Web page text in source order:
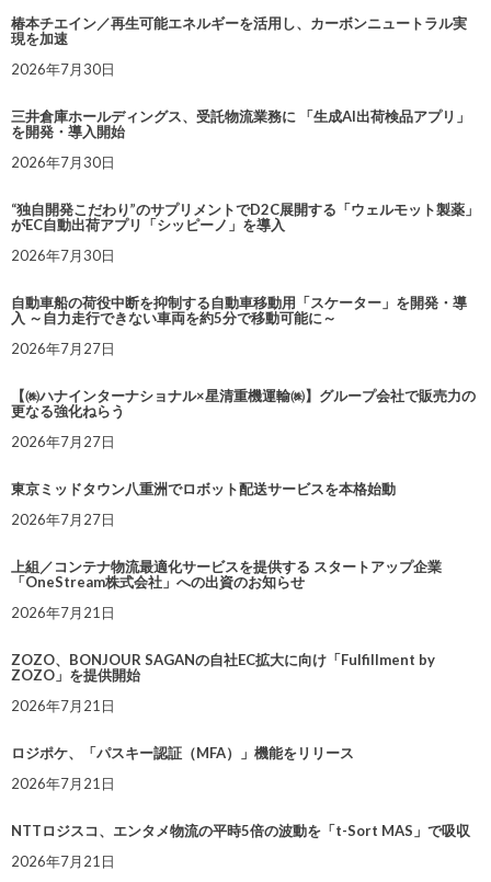
椿本チエイン／再生可能エネルギーを活用し、カーボンニュートラル実
現を加速
2026年7月30日
三井倉庫ホールディングス、受託物流業務に 「生成AI出荷検品アプリ」
を開発・導入開始
2026年7月30日
“独自開発こだわり”のサプリメントでD2C展開する「ウェルモット製薬」
がEC自動出荷アプリ「シッピーノ」を導入
2026年7月30日
自動車船の荷役中断を抑制する自動車移動用「スケーター」を開発・導
入 ～自力走行できない車両を約5分で移動可能に～
2026年7月27日
【㈱ハナインターナショナル×星清重機運輸㈱】グループ会社で販売力の
更なる強化ねらう
2026年7月27日
東京ミッドタウン八重洲でロボット配送サービスを本格始動
2026年7月27日
上組／コンテナ物流最適化サービスを提供する スタートアップ企業
「OneStream株式会社」への出資のお知らせ
2026年7月21日
ZOZO、BONJOUR SAGANの自社EC拡大に向け「Fulfillment by
ZOZO」を提供開始
2026年7月21日
ロジポケ、「パスキー認証（MFA）」機能をリリース
2026年7月21日
NTTロジスコ、エンタメ物流の平時5倍の波動を「t-Sort MAS」で吸収
2026年7月21日